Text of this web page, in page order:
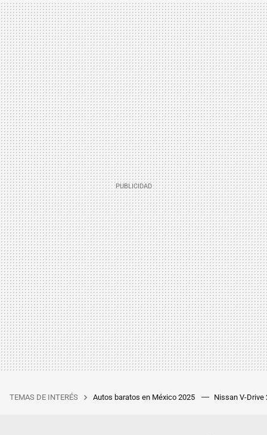
TEMAS DE INTERÉS Autos baratos en México 2025 Nissan V-Drive